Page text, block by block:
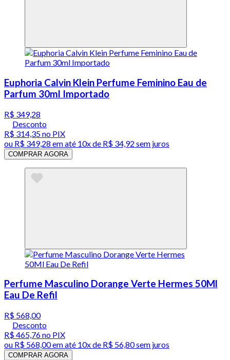
Euphoria Calvin Klein Perfume Feminino Eau de
Parfum 30ml Importado
R$ 349,28
Desconto
R$ 314,35no PIX
ou R$ 349,28 em até 10x de R$ 34,92 sem juros
COMPRAR AGORA
Perfume Masculino Dorange Verte Hermes 50Ml
Eau De Refil
R$ 568,00
Desconto
R$ 465,76no PIX
ou R$ 568,00em até 10x de R$ 56,80 sem juros
COMPRAR AGORA